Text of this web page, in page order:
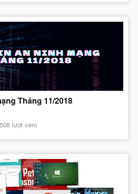
Tháng 11/2018
lượt xem